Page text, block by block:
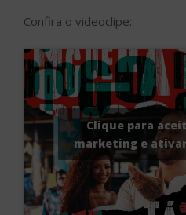
Confira o videoclipe:
Clique para
marketing e